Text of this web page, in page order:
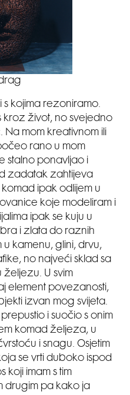
s kojima rezoniramo.
kroz život, no svejedno
Na mom kreativnom ili
rano u mom
stalno ponavljao i
zadatak zahtijeva
ipak odlijem u
koje modeliram i
ipak se kuju u
i zlata do raznih
u kamenu, glini, drvu,
no najveći sklad sa
željezu. U svim
element povezanosti,
izvan mog svijeta.
i suočio s onim
komad željeza, u
i snagu. Osjetim
se vrti duboko ispod
koji imam s tim
drugim pa kako ja